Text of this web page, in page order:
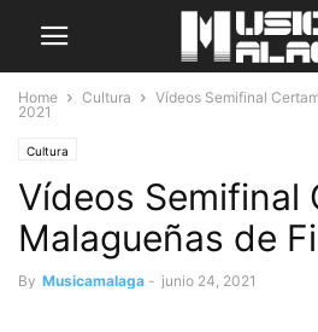
Home Cultura
Vídeos Semifinal
2021
Cultura
Vídeos Semifinal
Malagueñas de
By Musicamalaga - junio 24, 2021